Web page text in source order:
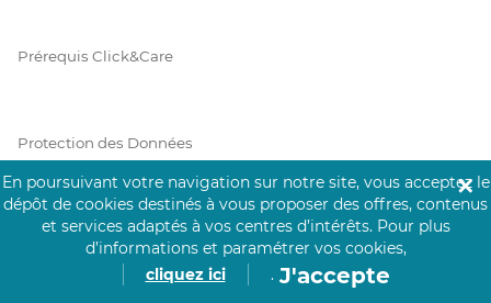
Prérequis Click&Care
Protection des Données
Vie Privée
En poursuivant votre navigation sur notre site, vous acceptez le
dépôt de cookies destinés à vous proposer des offres, contenus
et services adaptés à vos centres d’intérêts. Pour plus
d’informations et paramétrer vos cookies,
cliquez ici
. J'accepte
✕